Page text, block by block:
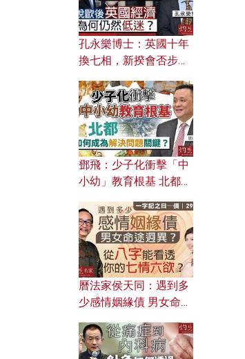
孔永樂博士：英國十年
換七相，新揆會否步前
濟為何仍然低迷？
鄧飛：少子化衝擊「中
小幼」教育根基 北都如
曆法家侯天同：遇到多
少感情姻緣債 男女命途
的七情六欲？